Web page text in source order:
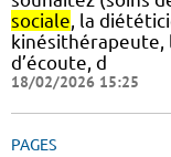
sociale , la
kinésithérapeute,
d’écoute, d
18/02/2026 15:25
PAGES